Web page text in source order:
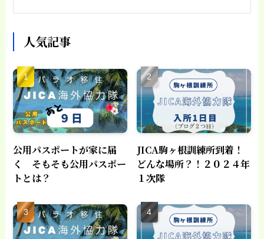
人気記事
公用パスポートが家に届
く そもそも公用パスポー
トとは？
JICA駒ヶ根訓練所到着！
どんな場所？！２０２４年
１次隊